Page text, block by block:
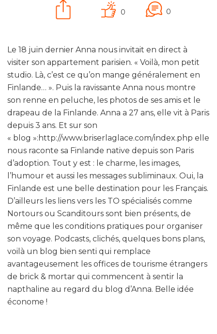
0 0
Le 18 juin dernier Anna nous invitait en direct à
visiter son appartement parisien. « Voilà, mon petit
studio. Là, c’est ce qu’on mange généralement en
Finlande… ». Puis la ravissante Anna nous montre
son renne en peluche, les photos de ses amis et le
drapeau de la Finlande. Anna a 27 ans, elle vit à Paris
depuis 3 ans. Et sur son
« blog »:http://www.briserlaglace.com/index.php elle
nous raconte sa Finlande native depuis son Paris
d’adoption. Tout y est : le charme, les images,
l’humour et aussi les messages subliminaux. Oui, la
Finlande est une belle destination pour les Français.
D’ailleurs les liens vers les TO spécialisés comme
Nortours ou Scanditours sont bien présents, de
même que les conditions pratiques pour organiser
son voyage. Podcasts, clichés, quelques bons plans,
voilà un blog bien senti qui remplace
avantageusement les offices de tourisme étrangers
de brick & mortar qui commencent à sentir la
napthaline au regard du blog d’Anna. Belle idée
économe !